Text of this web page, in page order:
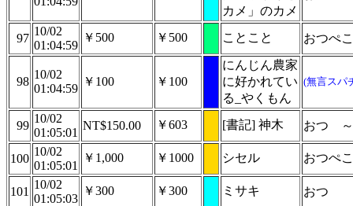
カメ」のカメ
97
10/02
01:04:59
￥500 ￥500 ことこと おつぺ
98
10/02
01:04:59
￥100 ￥100
にんじん農家
に好かれてい
る_やくもん
(無言スパ
99
10/02
01:05:01
NT$150.00 ￥603 [書記] 神木 おつ ～
100
10/02
01:05:01
￥1,000 ￥1000 シセル おつぺ
101
10/02
01:05:03
￥300 ￥300 ミサキ おつ